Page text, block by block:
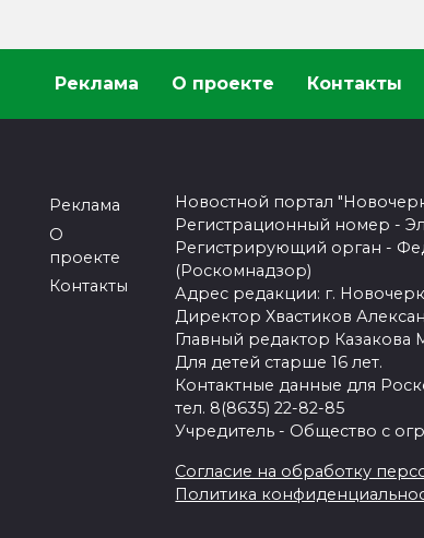
Реклама О проекте Контакты
Реклама
О
проекте
Контакты
Новостной портал
Регистрационный номер -
Регистрирующий орган -
(Роскомнадзор)
Адрес редакции: г.
Директор Хвастиков
Главный редактор Казакова
Для детей старше 16 лет.
Контактные данные для
тел. 8(8635) 22-82-85
Учредитель - Общество с
Согласие на обработку
Политика